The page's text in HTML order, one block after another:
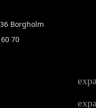
Borgholm
70